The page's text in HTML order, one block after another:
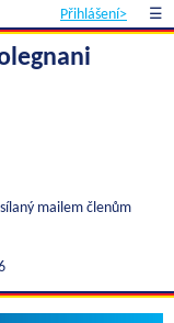
Přihlášení> ☰
mailem členům